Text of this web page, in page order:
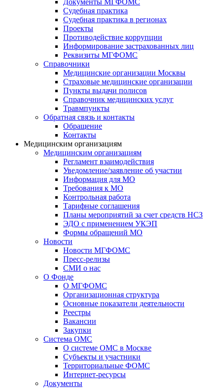
Документы МГФОМС
Судебная практика
Судебная практика в регионах
Проекты
Противодействие коррупции
Информирование застрахованных лиц
Реквизиты МГФОМС
Справочники
Медицинские организации Москвы
Страховые медицинские организации
Пункты выдачи полисов
Справочник медицинских услуг
Травмпункты
Обратная связь и контакты
Обращение
Контакты
Медицинским организациям
Медицинским организациям
Регламент взаимодействия
Уведомление/заявление об участии
Информация для МО
Требования к МО
Контрольная работа
Тарифные соглашения
Планы мероприятий за счет средств НСЗ
ЭДО с применением УКЭП
Формы обращений МО
Новости
Новости МГФОМС
Пресс-релизы
СМИ о нас
О Фонде
О МГФОМС
Организационная структура
Основные показатели деятельности
Реестры
Вакансии
Закупки
Система ОМС
О системе ОМС в Москве
Субъекты и участники
Территориальные ФОМС
Интернет-ресурсы
Документы